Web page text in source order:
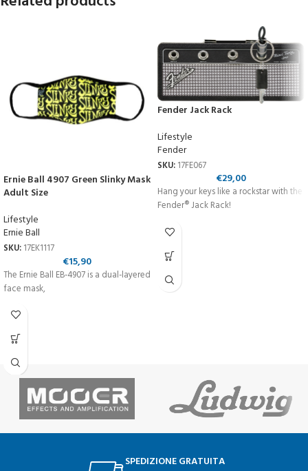
Ernie Ball 4907 Green Slinky Mask
Adult Size
Lifestyle
Ernie Ball
SKU: 17EK1117
€15,90
The Ernie Ball EB-4907 is a dual-layered
face mask,
Fender Jack Rack
Lifestyle
Fender
SKU: 17FE067
€29,00
Hang your keys like a rockstar with the
Fender® Jack Rack!
SPEDIZIONE GRATUITA